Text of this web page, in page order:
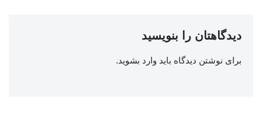
دیدگاهتان را بنویسید
برای نوشتن دیدگاه باید وارد بشوید.